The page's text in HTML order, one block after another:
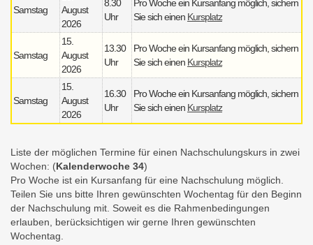
Samstag
August
2026
8.30
Uhr
Pro Woche ein Kursanfang möglich, sichern
Sie sich einen Kursplatz
Samstag
15.
August
2026
13.30
Uhr
Pro Woche ein Kursanfang möglich, sichern
Sie sich einen Kursplatz
Samstag
15.
August
2026
16.30
Uhr
Pro Woche ein Kursanfang möglich, sichern
Sie sich einen Kursplatz
Liste der möglichen Termine für einen Nachschulungskurs in zwei
Wochen: (Kalenderwoche 34)
Pro Woche ist ein Kursanfang für eine Nachschulung möglich.
Teilen Sie uns bitte Ihren gewünschten Wochentag für den Beginn
der Nachschulung mit. Soweit es die Rahmenbedingungen
erlauben, berücksichtigen wir gerne Ihren gewünschten
Wochentag.